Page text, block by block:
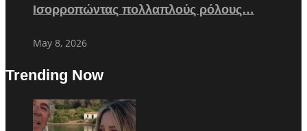
Ισορροπώντας πολλαπλούς ρόλους…
May 8, 2026
Trending Now